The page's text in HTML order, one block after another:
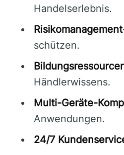
Handelserlebnis.
schützen.
Händlerwissens.
Multi-Geräte-
Anwendungen.
24/7